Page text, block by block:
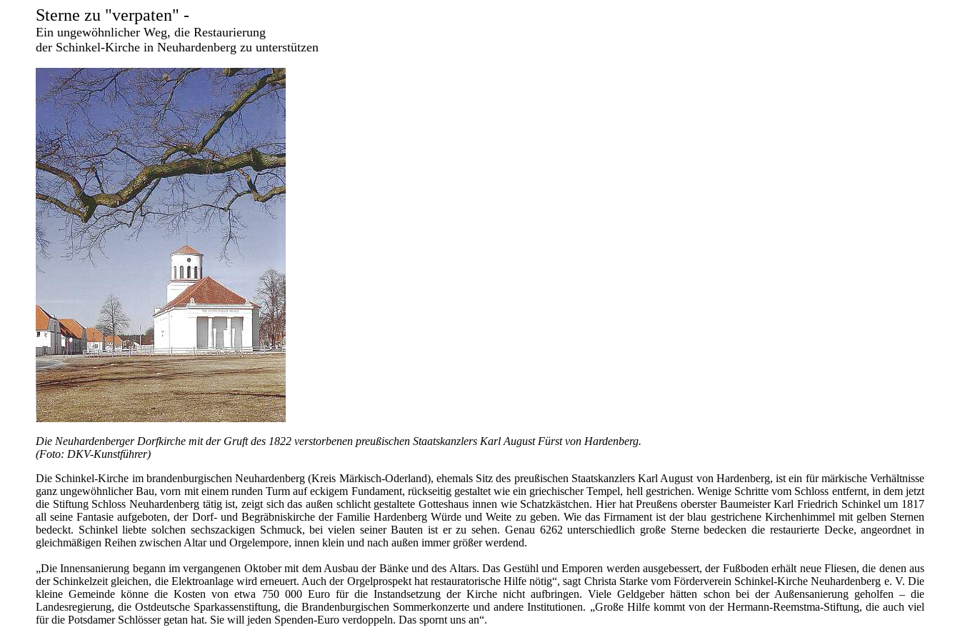
Sterne zu "verpaten" -
Ein ungewöhnlicher Weg, die Restaurierung
der Schinkel-Kirche in Neuhardenberg zu unterstützen
Die Neuhardenberger Dorfkirche mit der Gruft des 1822 verstorbenen preußischen Staatskanzlers Karl August Fürst von Hardenberg.
(Foto: DKV-Kunstführer)
Die Schinkel-Kirche im brandenburgischen Neuhardenberg (Kreis Märkisch-Oderland), ehemals Sitz des preußischen Staatskanzlers Karl August von Hardenberg, ist ein für märkische Verhältnisse
ganz ungewöhnlicher Bau, vorn mit einem runden Turm auf eckigem Fundament, rückseitig gestaltet wie ein griechischer Tempel, hell gestrichen. Wenige Schritte vom Schloss entfernt, in dem jetzt
die Stiftung Schloss Neuhardenberg tätig ist, zeigt sich das außen schlicht gestaltete Gotteshaus innen wie Schatzkästchen. Hier hat Preußens oberster Baumeister Karl Friedrich Schinkel um 1817
all seine Fantasie aufgeboten, der Dorf- und Begräbniskirche der Familie Hardenberg Würde und Weite zu geben. Wie das Firmament ist der blau gestrichene Kirchenhimmel mit gelben Sternen
bedeckt. Schinkel liebte solchen sechszackigen Schmuck, bei vielen seiner Bauten ist er zu sehen. Genau 6262 unterschiedlich große Sterne bedecken die restaurierte Decke, angeordnet in
gleichmäßigen Reihen zwischen Altar und Orgelempore, innen klein und nach außen immer größer werdend.
„Die Innensanierung begann im vergangenen Oktober mit dem Ausbau der Bänke und des Altars. Das Gestühl und Emporen werden ausgebessert, der Fußboden erhält neue Fliesen, die denen aus
der Schinkelzeit gleichen, die Elektroanlage wird erneuert. Auch der Orgelprospekt hat restauratorische Hilfe nötig“, sagt Christa Starke vom Förderverein Schinkel-Kirche Neuhardenberg e. V. Die
kleine Gemeinde könne die Kosten von etwa 750 000 Euro für die Instandsetzung der Kirche nicht aufbringen. Viele Geldgeber hätten schon bei der Außensanierung geholfen – die
Landesregierung, die Ostdeutsche Sparkassenstiftung, die Brandenburgischen Sommerkonzerte und andere Institutionen. „Große Hilfe kommt von der Hermann-Reemstma-Stiftung, die auch viel
für die Potsdamer Schlösser getan hat. Sie will jeden Spenden-Euro verdoppeln. Das spornt uns an“.